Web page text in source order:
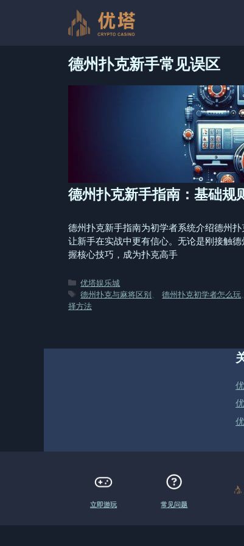
德州扑克新手常见误区
德州扑克新手指南：基础规
德州扑克新手指南为初学者系统介绍德州
让新手在实战中更有信心。无论是刚接触
握核心技巧，成为扑克高手
分
类
优塔娱乐城
标
签
德州扑克与麻将区别 、德州扑克初学者怎么玩
择方法
立即游玩 常见问题